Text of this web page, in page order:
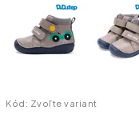
Kód: Zvoľte variant